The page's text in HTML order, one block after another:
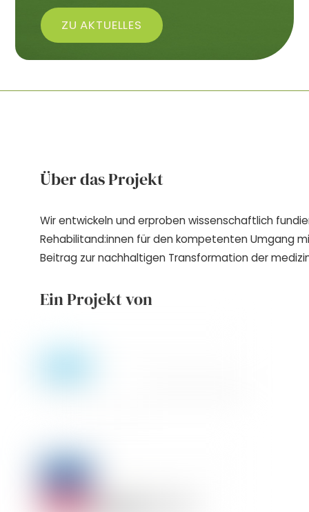
ZU AKTUELLES
Über das Projekt
Wir entwickeln und erproben wissenschaftlich
Rehabilitand:innen für den kompetenten Umgang
Beitrag zur nachhaltigen Transformation der
Ein Projekt von